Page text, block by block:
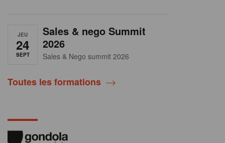
JEU
24
SEPT
Sales & nego Summit
2026
Sales & Nego summit 2026
Toutes les formations